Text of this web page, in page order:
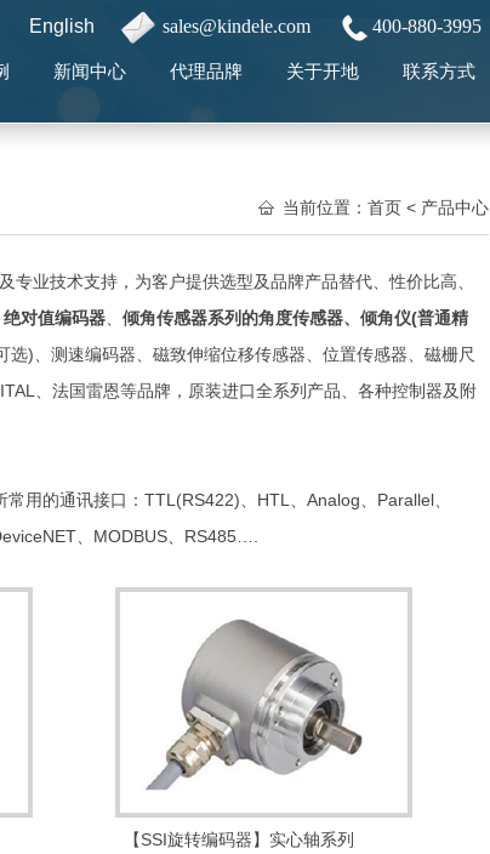
English sales@kindele.com 400-880-3995
新闻中心 代理品牌 关于开地 联系方式
当前位置： 首页 < 产品中心
业技术支持，为客户提供选型及品牌产品替代、性价比高、
绝对值编码器
倾角传感器系列的角度传感器、倾角仪(普通精
选)、测速编码器、磁致伸缩位移传感器、位置传感器、磁栅尺
、法国雷恩等品牌，原装进口全系列产品、各种控制器及附
的通讯接口：TTL(RS422)、HTL、Analog、Parallel、
、MODBUS、RS485….
【SSI旋转编码器】实心轴系列